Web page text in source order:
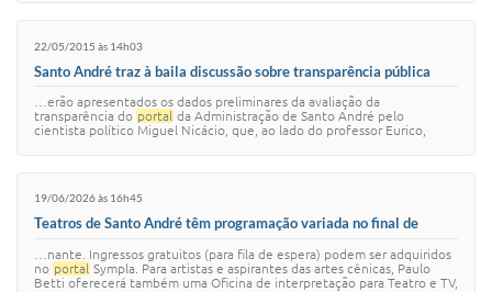
22/05/2015 às 14h03
Santo André traz à baila discussão sobre transparência pública
…erão apresentados os dados preliminares da avaliação da
transparência do portal da Administração de Santo André pelo
cientista político Miguel Nicácio, que, ao lado do professor Eurico,
19/06/2026 às 16h45
Teatros de Santo André têm programação variada no final de
…nante. Ingressos gratuitos (para fila de espera) podem ser adquiridos
no portal
Sympla. Para artistas e aspirantes das artes cênicas, Paulo
Betti oferecerá também uma Oficina de interpretação para Teatro e TV,